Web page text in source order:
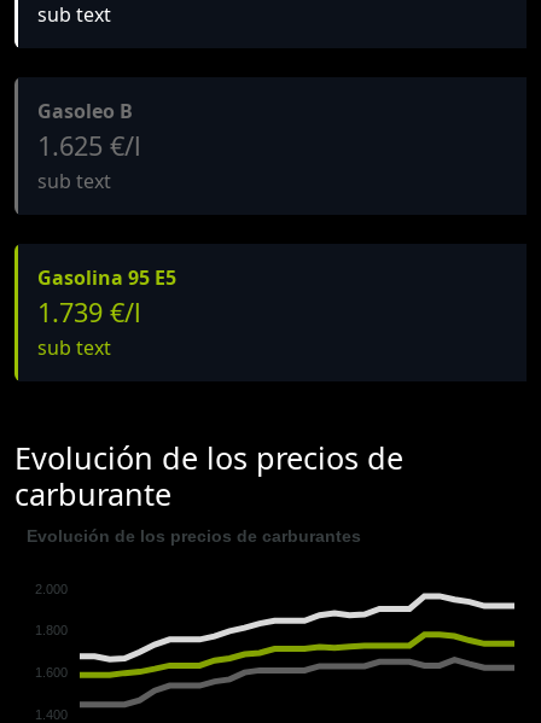
sub text
Gasoleo B
1.625 €/l
sub text
Gasolina 95 E5
1.739 €/l
sub text
Evolución de los precios de
carburante
Evolución de los precios de carburantes
2.000
1.800
1.600
1.400